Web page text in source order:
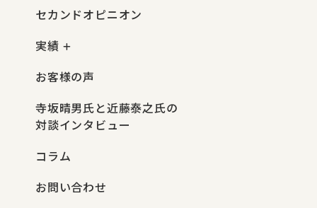
セカンドオピニオン
実績
お客様の声
寺坂晴男氏と近藤泰之氏の
対談インタビュー
コラム
お問い合わせ